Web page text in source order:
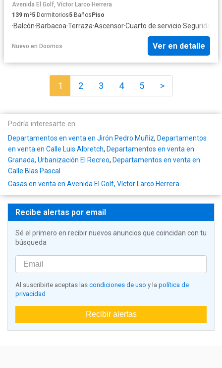
Avenida El Golf, Víctor Larco Herrera
139 m²5 Dormitorios5 BañosPiso
·Balcón·Barbacoa·Terraza·Ascensor·Cuarto de servicio·Seguridad
Nuevo en Doomos Ver en detalle
1 2 3 4 5 >
Podría interesarte en
Departamentos en venta en Jirón Pedro Muñiz, Departamentos
en venta en Calle Luis Albretch, Departamentos en venta en
Granada, Urbanización El Recreo, Departamentos en venta en
Calle Blas Pascal
Casas en venta en Avenida El Golf, Víctor Larco Herrera
Recibe alertas por email
Sé el primero en recibir nuevos anuncios que coincidan con tu
búsqueda
Al suscribirte aceptas las condiciones de uso y la política de
privacidad
Recibir alertas